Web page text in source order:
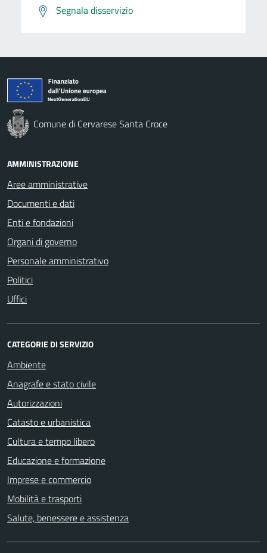
Segnala disservizio
Comune di Cervarese Santa Croce
AMMINISTRAZIONE
Aree amministrative
Documenti e dati
Enti e fondazioni
Organi di governo
Personale amministrativo
Politici
Uffici
CATEGORIE DI SERVIZIO
Ambiente
Anagrafe e stato civile
Autorizzazioni
Catasto e urbanistica
Cultura e tempo libero
Educazione e formazione
Imprese e commercio
Mobilità e trasporti
Salute, benessere e assistenza